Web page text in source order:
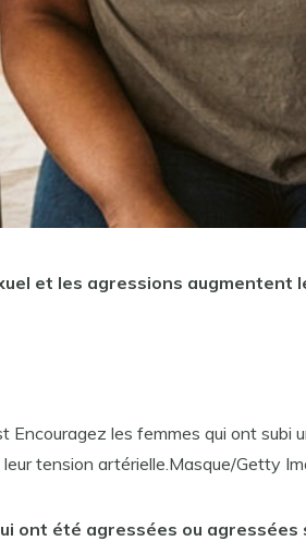
et les agressions augmentent
Encouragez les femmes qui ont subi
tension artérielle.Masque/Getty
ont été agressées ou